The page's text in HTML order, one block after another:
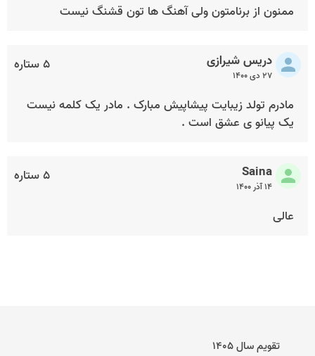
ممنون از برنامتون ولی آهنگ ها تون قشنگ نیست
۵ ستاره دریس شیرازی
۲۷ دی ۱۴۰۰
مادرم تولد زیبایت پیشاپیش مبارک . مادر یک کلمه نیست
یک پیانو ی عشق است .
۵ ستاره Saina
۱۴ آذر ۱۴۰۰
عالی
تقویم سال ۱۴۰۵